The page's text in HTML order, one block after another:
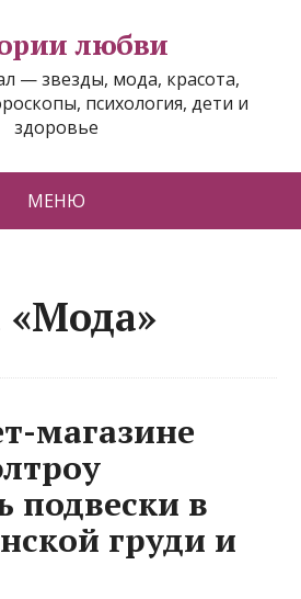
любви
— звезды, мода, красота,
психология, дети и
здоровье
МЕНЮ
«Мода»
магазине
подвески в
груди и